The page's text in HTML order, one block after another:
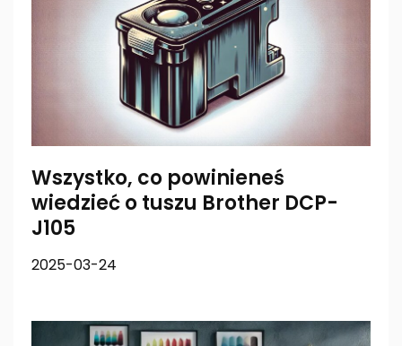
Wszystko, co powinieneś
wiedzieć o tuszu Brother DCP-
J105
2025-03-24